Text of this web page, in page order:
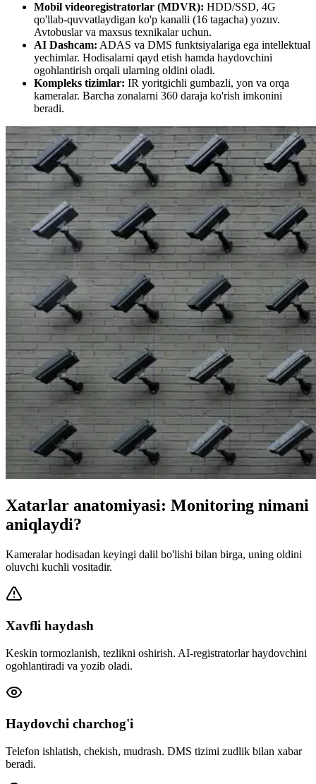
Mobil videoregistratorlar (MDVR): HDD/SSD, 4G
qo'llab-quvvatlaydigan ko'p kanalli (16 tagacha) yozuv.
Avtobuslar va maxsus texnikalar uchun.
AI Dashcam: ADAS va DMS funktsiyalariga ega intellektual
yechimlar. Hodisalarni qayd etish hamda haydovchini
ogohlantirish orqali ularning oldini oladi.
Kompleks tizimlar: IR yoritgichli gumbazli, yon va orqa
kameralar. Barcha zonalarni 360 daraja ko'rish imkonini
beradi.
Xatarlar anatomiyasi: Monitoring nimani
aniqlaydi?
Kameralar hodisadan keyingi dalil bo'lishi bilan birga, uning oldini
oluvchi kuchli vositadir.
Xavfli haydash
Keskin tormozlanish, tezlikni oshirish. AI-registratorlar haydovchini
ogohlantiradi va yozib oladi.
Haydovchi charchog'i
Telefon ishlatish, chekish, mudrash. DMS tizimi zudlik bilan xabar
beradi.